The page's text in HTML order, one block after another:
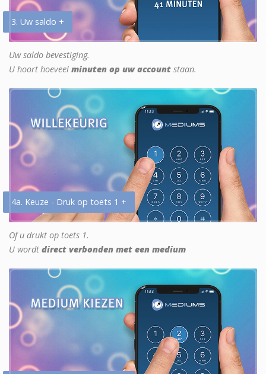
3. Uw saldo +
Uw saldo bevestiging.
U hoort hoeveel minuten op uw account staan.
4a. Keuze - Druk op toets 1 +
Of u drukt op toets 1.
U wordt direct verbonden met een medium